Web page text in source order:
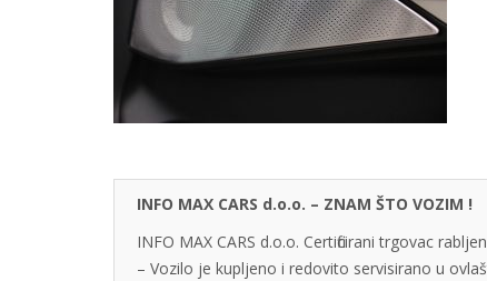
INFO MAX CARS d.o.o. – ZNAM ŠTO VOZIM !
INFO MAX CARS d.o.o. Certificirani trgovac
– Vozilo je kupljeno i redovito servisirano u